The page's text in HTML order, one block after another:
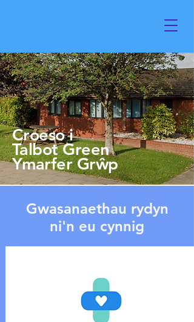
Croeso i
Talbot Green
Ymarfer Grŵp
Gwasanaethau rydyn
ni'n eu cynnig